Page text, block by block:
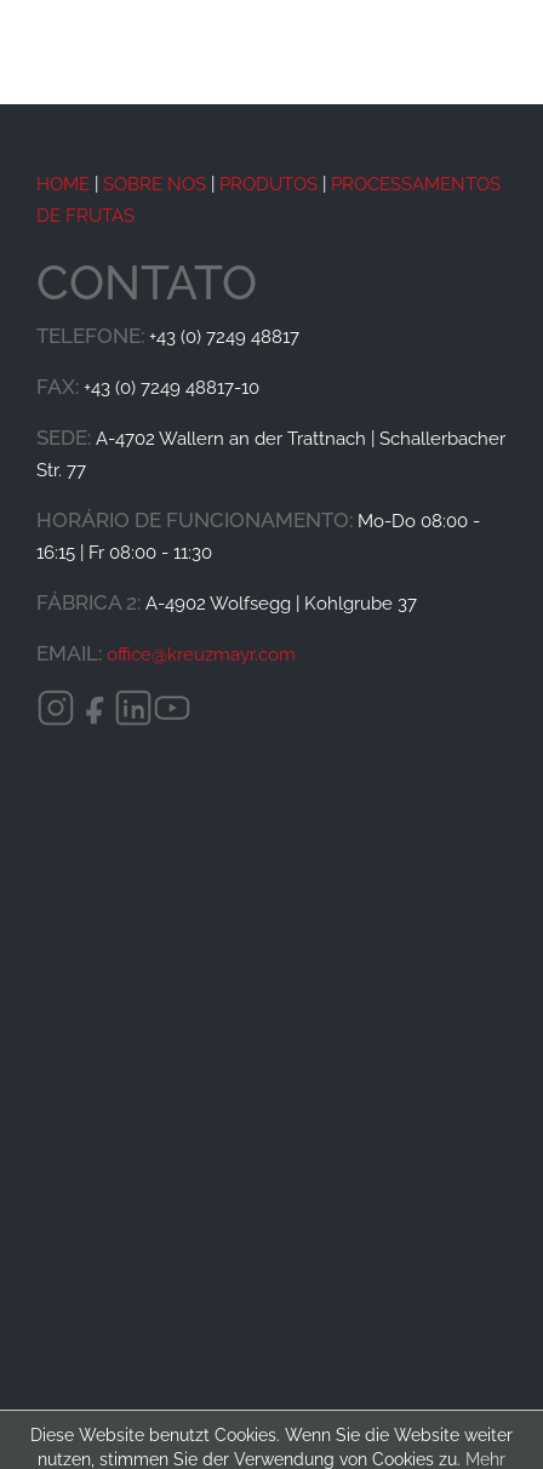
HOME SOBRE NOS PRODUTOS
PROCESSAMENTOS
DE FRUTAS
CONTATO
TELEFONE: +43 (0) 7249 48817
FAX: +43 (0) 7249 48817-10
SEDE: A-4702 Wallern an der Trattnach | Schallerbacher
Str. 77
HORÁRIO DE FUNCIONAMENTO: Mo-Do 08:00 -
16:15 | Fr 08:00 - 11:30
FÁBRICA 2: A-4902 Wolfsegg | Kohlgrube 37
EMAIL: office@kreuzmayr.com
["Portugiesisch":] Kreuzmayr Maschinenbau GmbH ©2026.
Diese Website benutzt Cookies. Wenn Sie die Website weiter
nutzen, stimmen Sie der Verwendung von Cookies zu. Mehr